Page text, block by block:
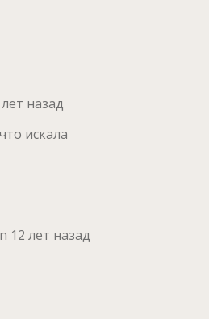
назад
искала
12 лет назад